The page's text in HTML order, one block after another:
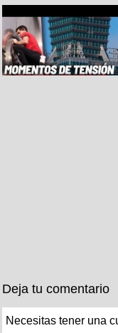
Deja tu comentario
Necesitas tener una